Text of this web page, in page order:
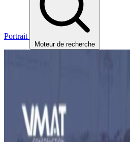
Portrait
Moteur de recherche